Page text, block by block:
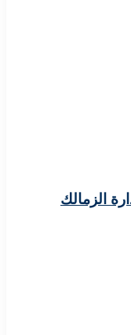
الزمالك